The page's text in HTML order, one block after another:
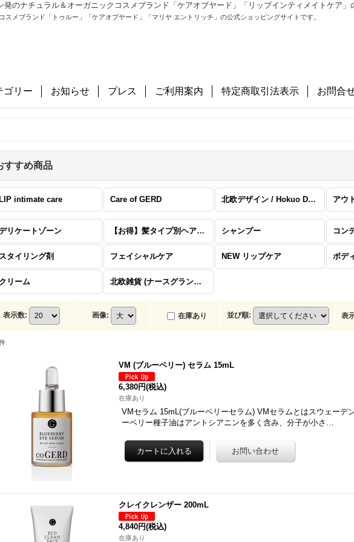
のナチュラル＆オーガニックコスメブランド「ケアオブヤード」「リップインティメイトケア」
スメブランド「トゥルー」「ケアオブヤード」「マリヤ エントリッチ」の公式ショッピングサイトです。
ゴリー お知らせ プレス ご利用案内 特定商取引法表示 お問合
すすめ商品
LIP intimate care Care of GERD 北欧デザイン / Hokuo Design アウ
リケートゾーン 【お得】髪タイプ別ヘアケアセット シャンプー コン
スタイリング剤 フェイシャルケア NEW リップケア ボデ
クリーム 北欧雑貨 (ナースグランスガーデン)
表示数: 画像: 在庫あり 並び順: 表
VM (ブルーベリー) セラム 15mL
6,380円(税込)
在庫あり
VMセラム 15mL(ブルーベリーセラム) VMセラムとはスウェーデ
ーベリー種子油はアントシアニンを多く含み、分子が小さ…
クレイクレンザー 200mL
4,840円(税込)
在庫あり